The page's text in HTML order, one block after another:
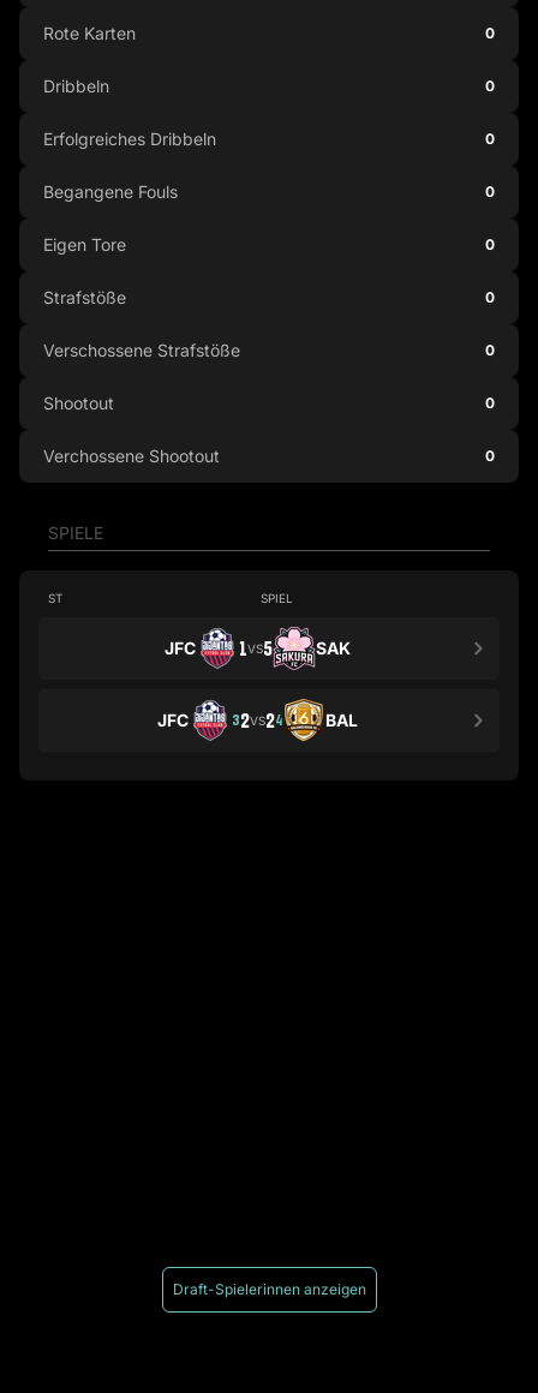
SPIELE
ST SPIEL
JFC 1VS5 SAK
JFC 32VS24 BAL
Rote Karten 0
Dribbeln 0
Erfolgreiches Dribbeln 0
Begangene Fouls 0
Eigen Tore 0
Strafstöße 0
Verschossene Strafstöße 0
Shootout 0
Verchossene Shootout 0
Draft-Spielerinnen anzeigen